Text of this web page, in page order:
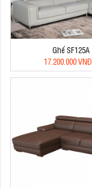
Ghế SF125A
17.200.000 VNĐ